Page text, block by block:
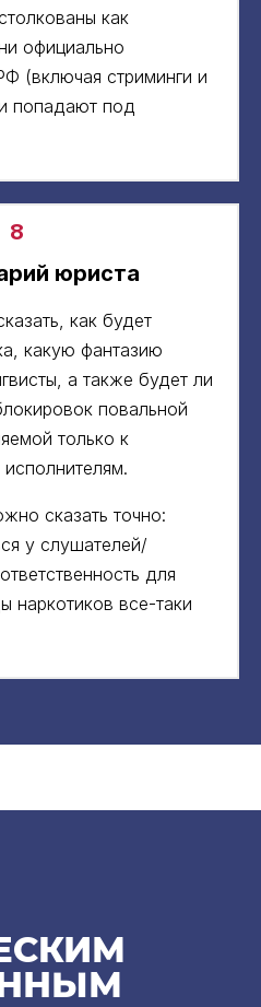
как
официально
(включая стриминги и
попадают под
8
юриста
как будет
какую фантазию
а также будет ли
повальной
только к
сказать точно:
у слушателей/
для
наркотиков все-таки